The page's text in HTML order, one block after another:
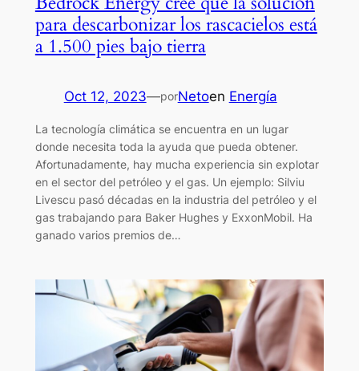
para descarbonizar los rascacielos está
a 1.500 pies bajo tierra
Oct 12, 2023—porNetoen Energía
La tecnología climática se encuentra en un lugar
donde necesita toda la ayuda que pueda obtener.
Afortunadamente, hay mucha experiencia sin explotar
en el sector del petróleo y el gas. Un ejemplo: Silviu
Livescu pasó décadas en la industria del petróleo y el
gas trabajando para Baker Hughes y ExxonMobil. Ha
ganado varios premios de…